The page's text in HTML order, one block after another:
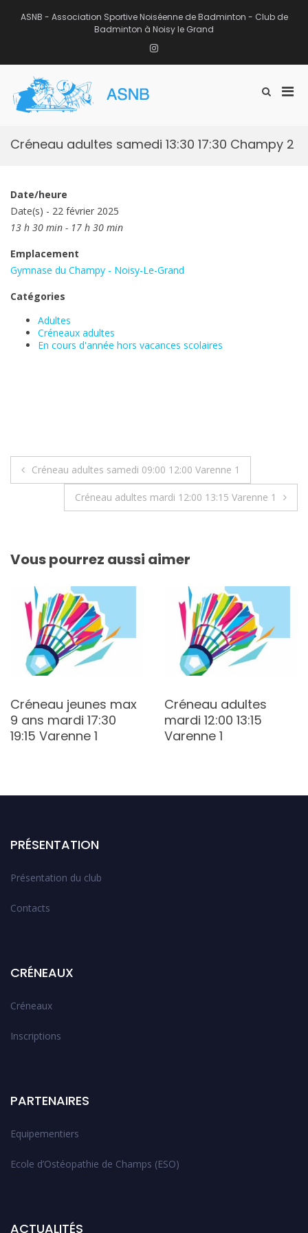
ASNB - Association Sportive Noiséenne de Badminton - Club de
Badminton à Noisy le Grand
Instagram
Afficher
recherche
Créneau adultes samedi 13:30 17:30 Champy 2
Date/heure
Date(s) - 22 février 2025
13 h 30 min - 17 h 30 min
Emplacement
Gymnase du Champy - Noisy-Le-Grand
Catégories
Adultes
Créneaux adultes
En cours d'année hors vacances scolaires
Navigation
Créneau adultes samedi 09:00 12:00 Varenne 1
Créneau adultes mardi 12:00 13:15 Varenne 1
Vous pourrez aussi aimer
Créneau jeunes max
9 ans mardi 17:30
19:15 Varenne 1
Créneau adultes
mardi 12:00 13:15
Varenne 1
PRÉSENTATION
Présentation du club
Contacts
CRÉNEAUX
Créneaux
Inscriptions
PARTENAIRES
Equipementiers
Ecole d’Ostéopathie de Champs (ESO)
ACTUALITÉS